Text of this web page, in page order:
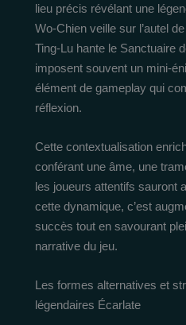
lieu précis révélant une
Wo-Chien veille sur l’autel
Ting-Lu hante le Sanctuaire
imposent souvent un mini-
élément de gameplay qui
réflexion.
Cette contextualisation
conférant une âme, une
les joueurs attentifs sauront
cette dynamique, c’est
succès tout en savourant
narrative du jeu.
Les formes alternatives et
légendaires Écarlate